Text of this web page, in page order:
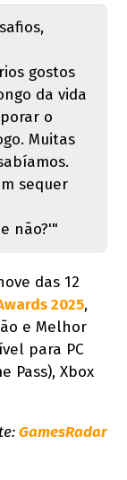
gostos
da vida
o
Muitas
sequer
não?'"
das 12
2025,
e Melhor
para PC
Pass), Xbox
GamesRadar